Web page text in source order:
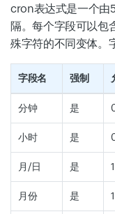
cron表达式是一个由
隔。每个字段可以包
殊字符的不同变体。
字段名 强制
分钟 是
小时 是
月/日 是
月份 是